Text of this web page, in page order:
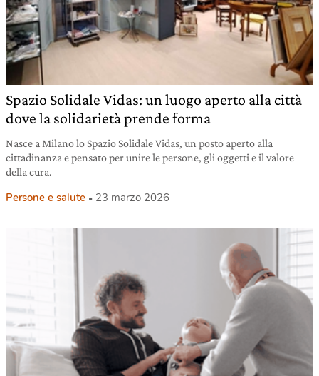
Spazio Solidale Vidas: un luogo aperto alla città
dove la solidarietà prende forma
Nasce a Milano lo Spazio Solidale Vidas, un posto aperto alla
cittadinanza e pensato per unire le persone, gli oggetti e il valore
della cura.
Persone e salute 23 marzo 2026